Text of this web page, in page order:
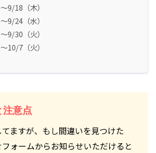
9/18（木）
9/24（水）
9/30（火）
10/7（火）
注意点
ますが、もし間違いを見つけた
ォームからお知らせいただけると